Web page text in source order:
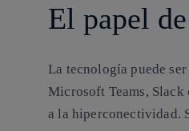
El papel
La tecnología puede
Microsoft Teams,
a la hiperconectividad.